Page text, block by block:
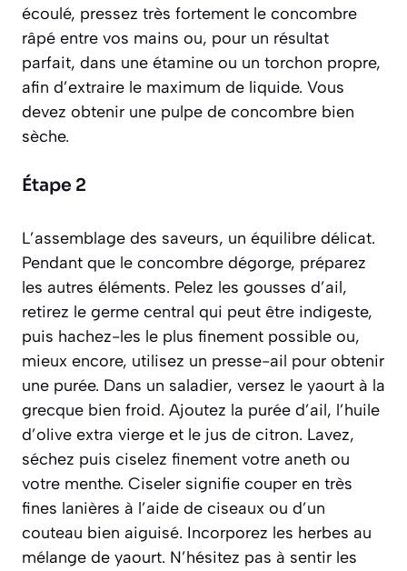
écoulé, pressez très fortement le concombre
râpé entre vos mains ou, pour un résultat
parfait, dans une étamine ou un torchon propre,
afin d’extraire le maximum de liquide. Vous
devez obtenir une pulpe de concombre bien
sèche.
Étape 2
L’assemblage des saveurs, un équilibre délicat.
Pendant que le concombre dégorge, préparez
les autres éléments. Pelez les gousses d’ail,
retirez le germe central qui peut être indigeste,
puis hachez-les le plus finement possible ou,
mieux encore, utilisez un presse-ail pour obtenir
une purée. Dans un saladier, versez le yaourt à la
grecque bien froid. Ajoutez la purée d’ail, l’huile
d’olive extra vierge et le jus de citron. Lavez,
séchez puis ciselez finement votre aneth ou
votre menthe. Ciseler signifie couper en très
fines lanières à l’aide de ciseaux ou d’un
couteau bien aiguisé. Incorporez les herbes au
mélange de yaourt. N’hésitez pas à sentir les